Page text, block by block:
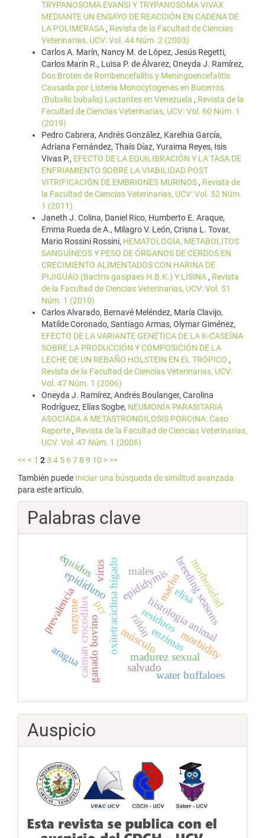
TRYPANOSOMA EVANSI Y TRYPANOSOMA VIVAX
MEDIANTE UN ENSAYO DE REACCIÓN EN CADENA DE
LA POLIMERASA, Revista de la Facultad de Ciencias
Veterinarias, UCV: Vol. 44 Núm. 2 (2003)
Carlos A. Marín, Nancy M. de López, Jesús Regetti,
Carlos Marín R., Luisa P. de Álvarez, Oneyda J. Ramírez,
Dos Brotes de Rombencefalitis y Meningoencefalitis
Causada por Listeria Monocytogenes en Bucerros
(Bubalis bubalis) Lactantes en Venezuela , Revista de la
Facultad de Ciencias Veterinarias, UCV: Vol. 60 Núm. 1
(2019)
Pedro Cabrera, Andrés González, Karelhia García,
Adriana Fernández, Thaís Díaz, Yuraima Reyes, Isis
Vivas P., EFECTO DE LA EQUILIBRACIÓN Y LA TASA DE
ENFRIAMIENTO SOBRE LA VIABILIDAD POST
VITRIFICACIÓN DE EMBRIONES MURINOS, Revista de
la Facultad de Ciencias Veterinarias, UCV: Vol. 52 Núm.
1 (2011)
Janeth J. Colina, Daniel Rico, Humberto E. Araque,
Emma Rueda de A., Milagro V. León, Crisna L. Tovar,
Mario Rossini Rossini, HEMATOLOGÍA, METABOLITOS
SANGUÍNEOS Y PESO DE ÓRGANOS DE CERDOS EN
CRECIMIENTO ALIMENTADOS CON HARINA DE
PIJIGUAO (Bactris gasipaes H.B.K.) Y LISINA, Revista
de la Facultad de Ciencias Veterinarias, UCV: Vol. 51
Núm. 1 (2010)
Carlos Alvarado, Bernavé Meléndez, María Clavijo,
Matilde Coronado, Santiago Armas, Olymar Giménez,
EFECTO DE LA VARIANTE GENÉTICA DE LA K-CASEÍNA
SOBRE LA PRODUCCIÓN Y COMPOSICIÓN DE LA
LECHE DE UN REBAÑO HOLSTEIN EN EL TRÓPICO ,
Revista de la Facultad de Ciencias Veterinarias, UCV:
Vol. 47 Núm. 1 (2006)
Oneyda J. Ramírez, Andrés Boulanger, Carolina
Rodríguez, Elías Sogbe, NEUMONÍA PARASITARIA
ASOCIADA A METASTRONGILOSIS PORCINA: Caso
Reporte, Revista de la Facultad de Ciencias Veterinarias,
UCV: Vol. 47 Núm. 1 (2006)
<< < 1 23 4 5 678 9 10 > >>
También puede Iniciar una búsqueda de similitud avanzada
para este artículo.
Palabras clave
ganado bovinooxitetraciclina hígadomúsculo
riñón
residuos
histologia animal
caiman crocodilus
epidídimo macho
madurez sexual
epididymisbreeding seasons
males
enzimas
salvado
aragua
enzyme
elisa
prevalencia
morbosidad
water buffaloes
morbidity
virus
équidos
pcr
Auspicio